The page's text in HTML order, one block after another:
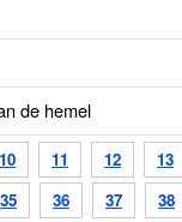
10 11 12 13
35 36 37 38
de hemel